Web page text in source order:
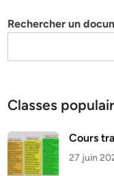
Rechercher un
Classes
Cours
27 juin